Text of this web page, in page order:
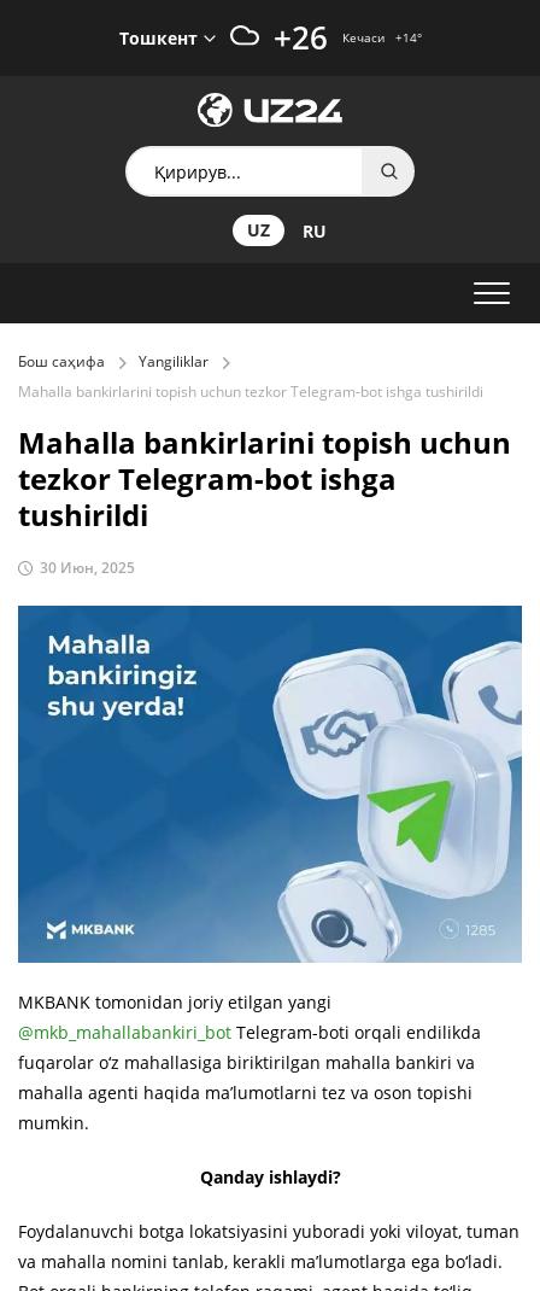
Тошкент +26 Кечаси +14°
UZ RU
Бош саҳифа
Yangiliklar
Mahalla bankirlarini topish uchun tezkor Telegram-bot ishga tushirildi
Mahalla bankirlarini topish uchun
tezkor Telegram-bot ishga
tushirildi
30 Июн, 2025
MKBANK tomonidan joriy etilgan yangi
@mkb_mahallabankiri_bot Telegram-boti orqali endilikda
fuqarolar o‘z mahallasiga biriktirilgan mahalla bankiri va
mahalla agenti haqida ma’lumotlarni tez va oson topishi
mumkin.
Qanday ishlaydi?
Foydalanuvchi botga lokatsiyasini yuboradi yoki viloyat, tuman
va mahalla nomini tanlab, kerakli ma’lumotlarga ega bo‘ladi.